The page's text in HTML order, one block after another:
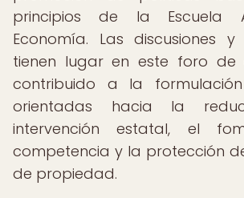
principios de la Escuela
Economía. Las discusiones
tienen lugar en este foro de
contribuido a la
orientadas hacia la
intervención estatal, el
competencia y la protección
de propiedad.